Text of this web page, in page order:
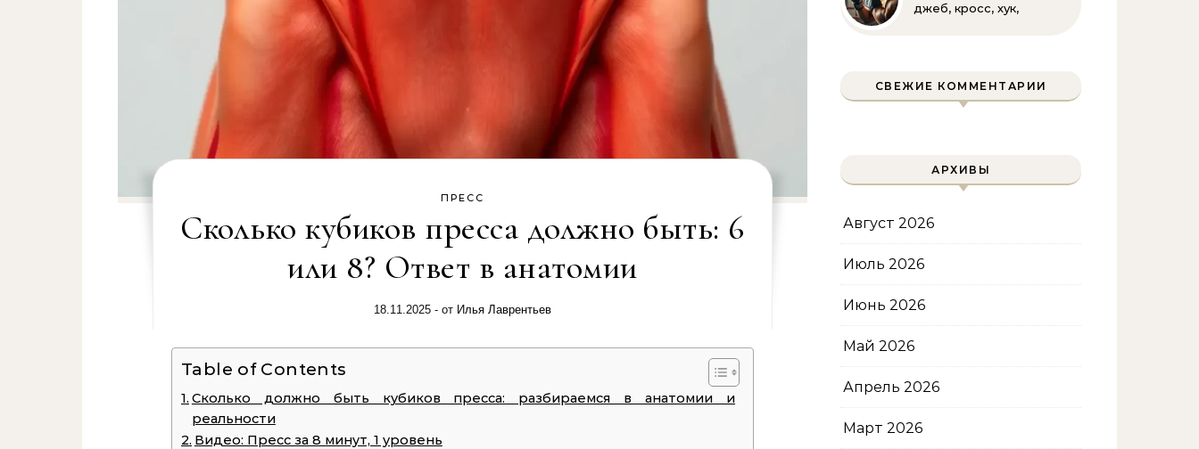
ПРЕСС
Сколько кубиков пресса должно быть: 6
или 8? Ответ в анатомии
18.11.2025 - от Илья Лаврентьев
Table of Contents
Сколько должно быть кубиков пресса: разбираемся в анатомии и
реальности
Видео: Пресс за 8 минут, 1 уровень
джеб, кросс, хук,
СВЕЖИЕ КОММЕНТАРИИ
АРХИВЫ
Август 2026
Июль 2026
Июнь 2026
Май 2026
Апрель 2026
Март 2026